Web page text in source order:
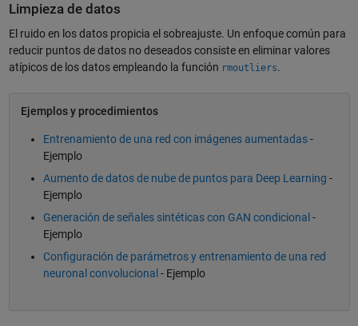
Limpieza de datos
El ruido en los datos propicia el sobreajuste. Un enfoque común para
reducir puntos de datos no deseados consiste en eliminar valores
atípicos de los datos empleando la función rmoutliers.
Ejemplos y procedimientos
Entrenamiento de una red con imágenes aumentadas-
Ejemplo
Aumento de datos de nube de puntos para Deep Learning -
Ejemplo
Generación de señales sintéticas con GAN condicional -
Ejemplo
Configuración de parámetros y entrenamiento de una red
neuronal convolucional - Ejemplo